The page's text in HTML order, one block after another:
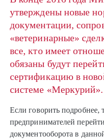
утверждены новые
документации,
«ветеринарные»
все, кто имеет
обязаны будут
сертификацию в
системе «Меркурий».
Если говорить подробнее,
предпринимателей
документооборота в